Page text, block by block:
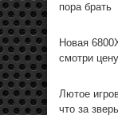
пора брать
Новая
смотри цену
Лютое
что за зверь